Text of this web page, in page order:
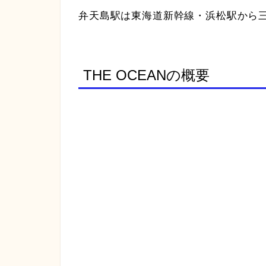
弁天島駅は東海道新幹線・浜松駅から
THE OCEANの概要